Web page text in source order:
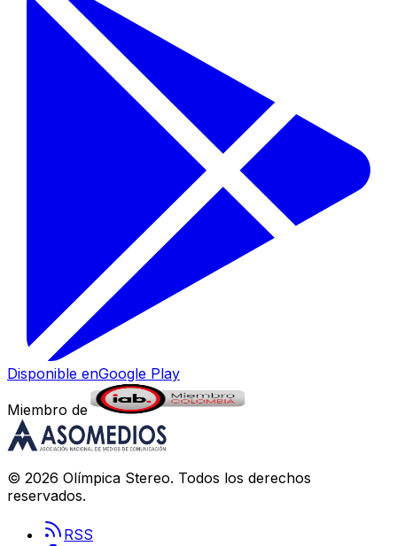
Disponible enGoogle Play
Miembro de
© 2026 Olímpica Stereo. Todos los derechos
reservados.
RSS